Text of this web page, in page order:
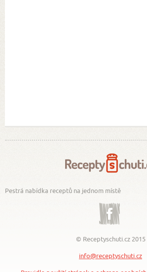
Pestrá nabídka receptů na jednom místě
Facebook
© Receptyschuti.cz 2015
info@receptyschuti.cz